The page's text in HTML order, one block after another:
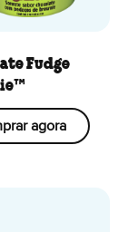
Fudge
agora